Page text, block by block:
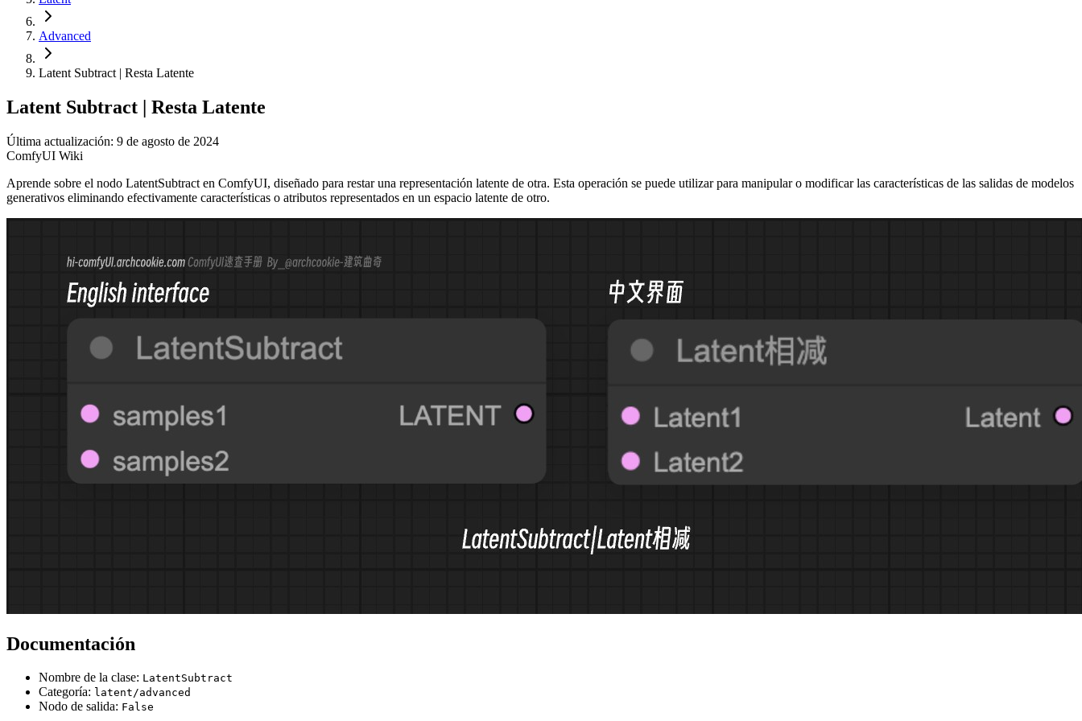
Advanced
Latent Subtract | Resta Latente
Latent Subtract | Resta Latente
Última actualización: 9 de agosto de 2024
ComfyUI Wiki
Aprende sobre el nodo LatentSubtract en ComfyUI, diseñado para restar una representación latente de otra. Esta operación se puede utilizar para manipular o modificar las características de las salidas de modelos
generativos eliminando efectivamente características o atributos representados en un espacio latente de otro.
Documentación
Nombre de la clase: LatentSubtract
Categoría: latent/advanced
Nodo de salida: False